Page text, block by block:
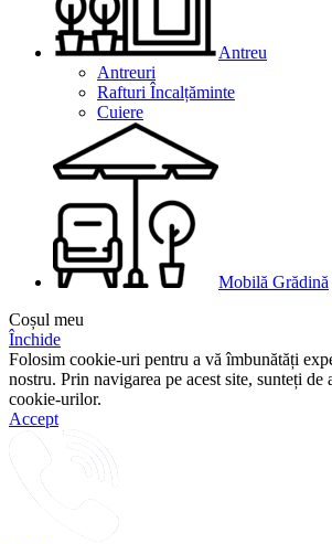
Antreu
Antreuri
Rafturi Încalțăminte
Cuiere
Mobilă Grădină
Coșul meu
Închide
Folosim cookie-uri pentru a vă îmbunătăți
nostru. Prin navigarea pe acest site, sunteți de
cookie-urilor.
Accept